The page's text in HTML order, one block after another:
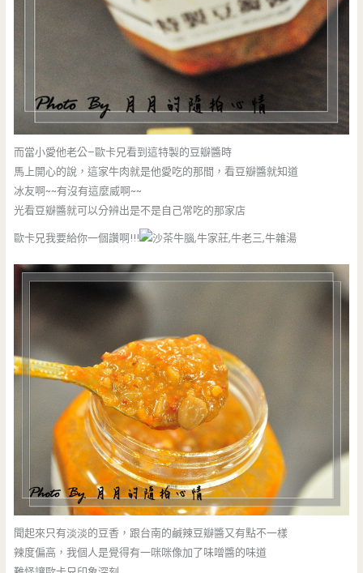
而當小愛他老公–歐卡兄看到這特製的豆瓣醬時
馬上開心的說，這家牛肉就是他愛吃的那間，看豆瓣醬就知道
冰友啊~~有沒有這麼威啊~~
光看豆瓣醬就可以分辨出是不是自己常吃的那家店
歐卡兄我要給你一個讚啊!!!
聞起來只有淡淡的豆香，跟台南的鹹辣豆瓣醬又有點不一樣
辣度偏高，我個人是覺得有一咪咪像加了味噌醬的味道